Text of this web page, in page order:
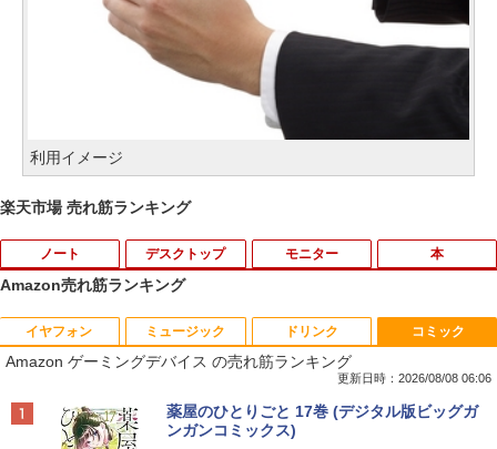
利用イメージ
楽天市場 売れ筋ランキング
ノート
1
【期間限定破格金額！】新生活 新古品 W
in11搭載 パソコンノートパソコンoffice
付き 初心者向けノートPC 初期設定済 1
メモリ4GB～ 高速SSD1TB 最大 フルHD
Webカメラ zoom 軽量薄型 無線 型番更
デスクトップ モニター
1
中古24インチ液晶モニター PHILIPS 241
B4L【中古】
￥6,600
本
1
[新品]マッシュル-MASHLE- (1-18巻 全
巻) 全巻セット
￥8,954
Amazon売れ筋ランキング
イヤフォン
Anker Soundcore P40i オフホワイト
ミュージック
BRUCE WAYNE feat. Flo Milli, ATL Jacob
[Explicit]
ドリンク
【Amazon.co.jp限定】 い・ろ・は・す 2L P
ET ラベルレス ×8本
コミック
Amazon ゲーミングデバイス の売れ筋ランキング
更新日時：2026/08/08 06:06
薬屋のひとりごと 17巻 (デジタル版ビッグガ
ンガンコミックス)